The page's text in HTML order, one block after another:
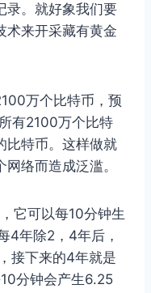
录。就好象我们要
术来开采藏有黄金
万个比特币，预
有2100万个比特
比特币。这样做就
络而造成泛滥。
它可以每10分钟生
4年除2，4年后，
接下来的4年就是
分钟会产生6.25